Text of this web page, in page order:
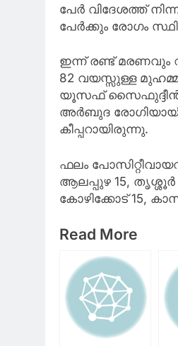
പേര്‍ വിദേശത്ത്
പേര്‍ക്കും രോഗം
ഇന്ന് രണ്ട് മരണവും
82 വയസ്സുള്ള
യൂസഫ് സൈഫുദ്ദീന്‍
അര്‍ബുദ
കീപ്പറായിരുന്നു.
ഫലം
ആലപ്പുഴ 15, തൃശ്ശൂര്‍
കോഴിക്കോട് 15,
Read More